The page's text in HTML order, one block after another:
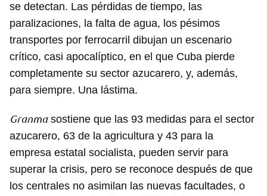
se detectan. Las pérdidas de tiempo, las
paralizaciones, la falta de agua, los pésimos
transportes por ferrocarril dibujan un escenario
crítico, casi apocalíptico, en el que Cuba pierde
completamente su sector azucarero, y, además,
para siempre. Una lástima.
Granmasostiene que las 93 medidas para el sector
azucarero, 63 de la agricultura y 43 para la
empresa estatal socialista, pueden servir para
superar la crisis, pero se reconoce después de que
los centrales no asimilan las nuevas facultades, o